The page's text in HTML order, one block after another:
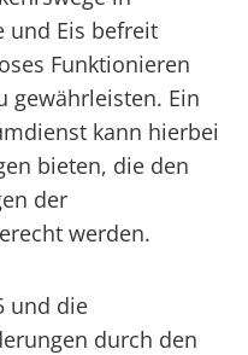
und Eis befreit
Funktionieren
gewährleisten. Ein
kann hierbei
bieten, die den
der
werden.
und die
durch den